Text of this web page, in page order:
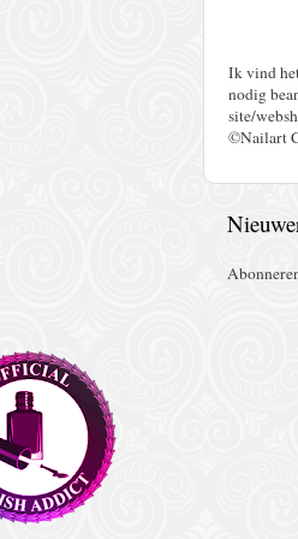
Ik vind
nodig
site/
©Nailart